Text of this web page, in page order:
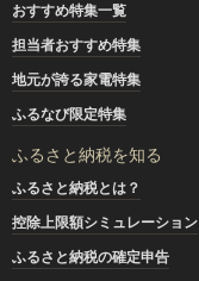
おすすめ特集一覧
担当者おすすめ特集
地元が誇る家電特集
ふるなび限定特集
ふるさと納税を知る
ふるさと納税とは？
控除上限額シミュレーション
ふるさと納税の確定申告